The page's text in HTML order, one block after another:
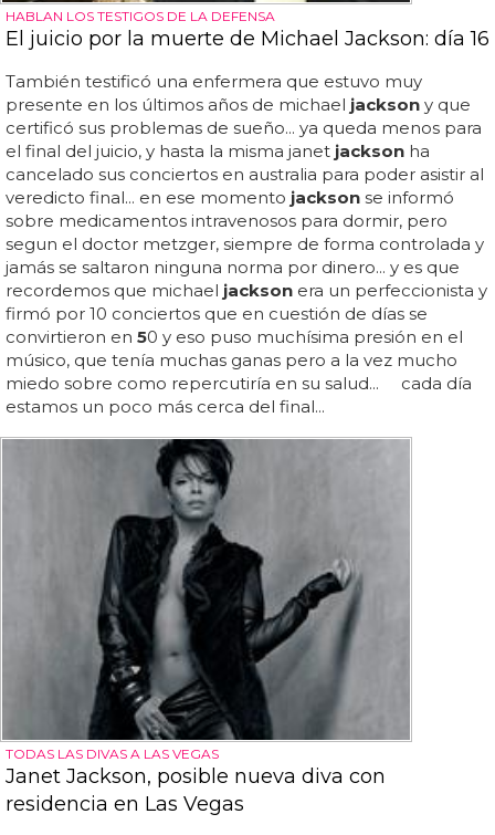
HABLAN LOS TESTIGOS DE LA DEFENSA
El juicio por la muerte de Michael Jackson: día 16
También testificó una enfermera que estuvo muy
presente en los últimos años de michael jackson y que
certificó sus problemas de sueño... ya queda menos para
el final del juicio, y hasta la misma janet jackson ha
cancelado sus conciertos en australia para poder asistir al
veredicto final... en ese momento jackson se informó
sobre medicamentos intravenosos para dormir, pero
segun el doctor metzger, siempre de forma controlada y
jamás se saltaron ninguna norma por dinero... y es que
recordemos que michael jackson era un perfeccionista y
firmó por 10 conciertos que en cuestión de días se
convirtieron en 50 y eso puso muchísima presión en el
músico, que tenía muchas ganas pero a la vez mucho
miedo sobre como repercutiría en su salud... cada día
estamos un poco más cerca del final...
TODAS LAS DIVAS A LAS VEGAS
Janet Jackson, posible nueva diva con
residencia en Las Vegas